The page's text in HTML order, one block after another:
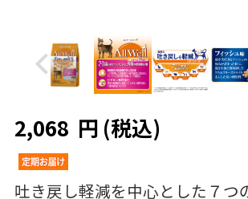
Previous
2,068 円 (税込)
吐き戻し軽減を中心とした７つ